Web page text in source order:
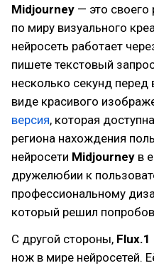
Midjourney — это своего
по миру визуального
нейросеть работает
пишете текстовый
несколько секунд
виде красивого
версия, которая
региона нахождения
нейросети Midjourney в
дружелюбии к
профессиональному
который решил
С другой стороны, Flux.1
нож в мире нейросетей.